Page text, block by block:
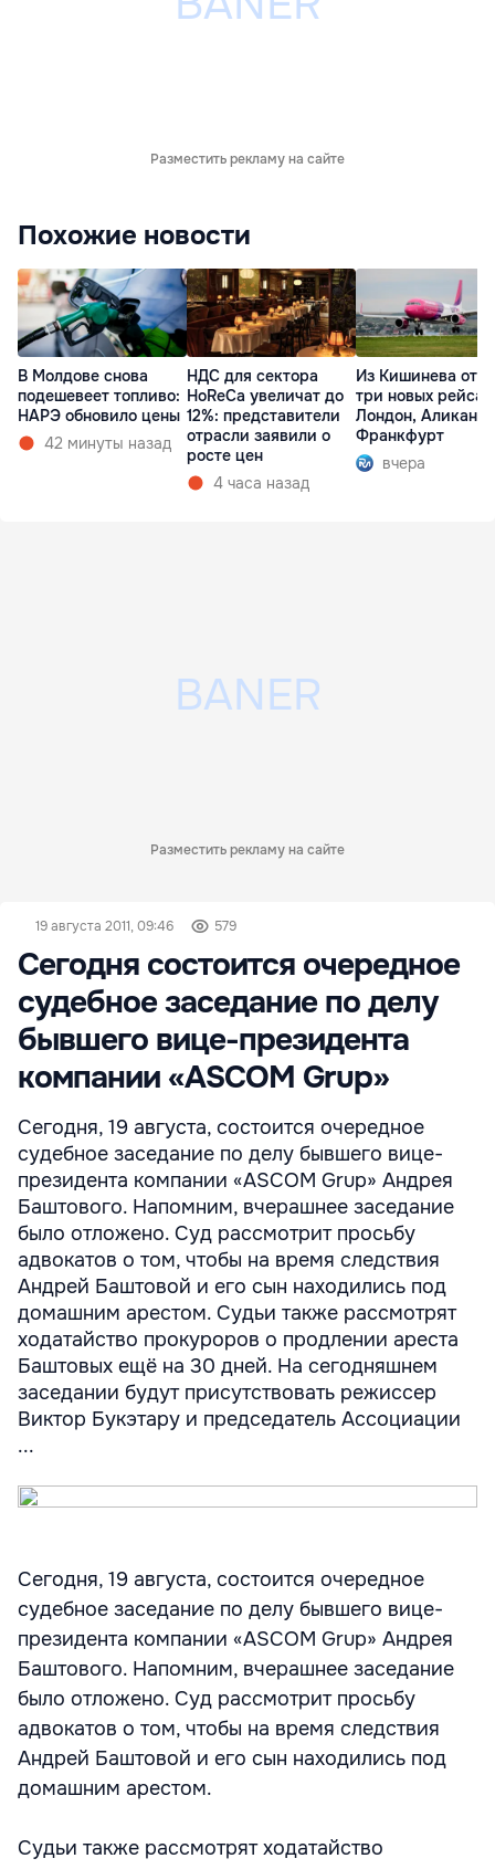
Разместить рекламу на сайте
Похожие новости
В Молдове снова
подешевеет топливо:
НАРЭ обновило цены
42 минуты назад
НДС для сектора
HoReCa увеличат до
12%: представители
отрасли заявили о
росте цен
4 часа назад
Из Кишинева
три новых рейса
Лондон,
Франкфурт
вчера
Разместить рекламу на сайте
19 августа 2011, 09:46 579
Сегодня состоится очередное
судебное заседание по делу
бывшего вице-президента
компании «ASCOM Grup»
Сегодня, 19 августа, состоится очередное
судебное заседание по делу бывшего вице-
президента компании «ASCOM Grup» Андрея
Баштового. Напомним, вчерашнее заседание
было отложено. Суд рассмотрит просьбу
адвокатов о том, чтобы на время следствия
Андрей Баштовой и его сын находились под
домашним арестом. Судьи также рассмотрят
ходатайство прокуроров о продлении ареста
Баштовых ещё на 30 дней. На сегодняшнем
заседании будут присутствовать режиссер
Виктор Букэтару и председатель Ассоциации
...
Сегодня, 19 августа, состоится очередное
судебное заседание по делу бывшего вице-
президента компании «ASCOM Grup» Андрея
Баштового. Напомним, вчерашнее заседание
было отложено. Суд рассмотрит просьбу
адвокатов о том, чтобы на время следствия
Андрей Баштовой и его сын находились под
домашним арестом.
Судьи также рассмотрят ходатайство